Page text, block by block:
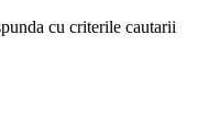
cu criterile cautarii